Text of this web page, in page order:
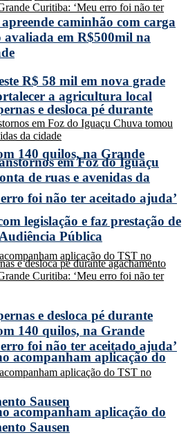
e desloca pé durante
140 quilos, na Grande
foi não ter aceitado ajuda’
acompanham aplicação do
Sausen
caminhão com carga
avaliada em R$500mil na
R$ 58 mil em nova grade
a agricultura local
em Foz do Iguaçu
de ruas e avenidas da
legislação e faz prestação de
Pública
e desloca pé durante
140 quilos, na Grande
foi não ter aceitado ajuda’
acompanham aplicação do
Sausen